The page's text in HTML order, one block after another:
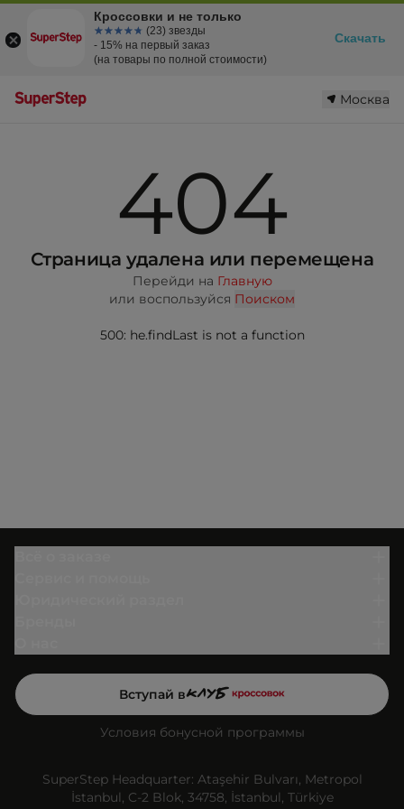
Москва
404
Страница удалена или перемещена
Перейди на Главную
или воспользуйся Поиском
500: he.findLast is not a function
Вступай в
Условия бонусной программы
SuperStep Headquarter: Ataşehir Bulvarı, Metropol
İstanbul, C-2 Blok, 34758, İstanbul, Türkiye
Кроссовки и не только
☆☆☆☆☆
★★★★★ (23) звезды
- 15% на первый заказ
(на товары по полной стоимости)
Скачать